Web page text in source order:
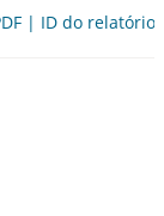
| ID do relatório: